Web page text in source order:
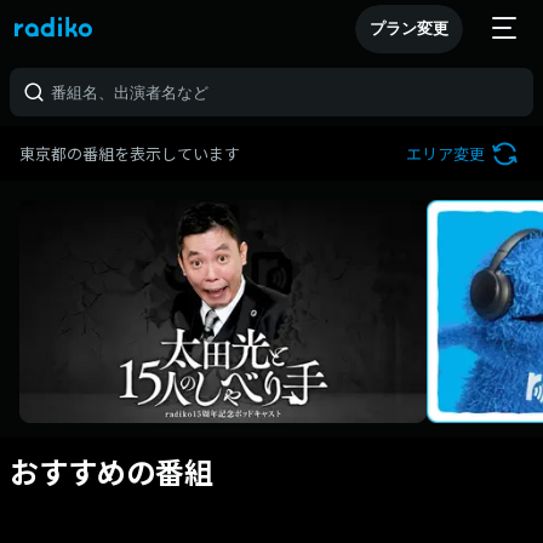
プラン変更
東京都の番組を表示しています エリア変更
おすすめの番組